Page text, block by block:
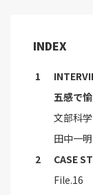
INDEX
五感で
文部科
田中一明
CASE
File.16